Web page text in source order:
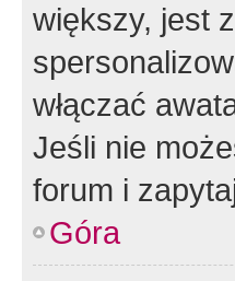
większy, jest
włączać
Jeśli nie
forum i
Góra